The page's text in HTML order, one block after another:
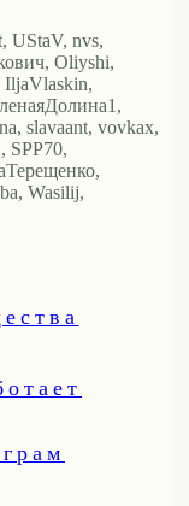
UStaV, nvs,
Oliyshi,
slavaant, vovkax,
Wasilij,